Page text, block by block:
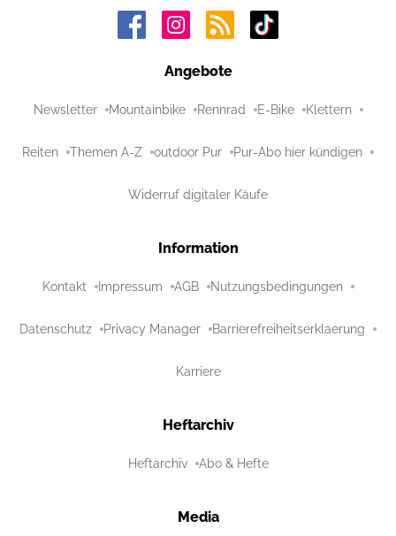
Angebote
Newsletter Mountainbike Rennrad E-Bike Klettern
Reiten Themen A-Z outdoor Pur Pur-Abo hier kündigen
Widerruf digitaler Käufe
Information
Kontakt Impressum AGB Nutzungsbedingungen
Datenschutz Privacy Manager Barrierefreiheitserklaerung
Karriere
Heftarchiv
Heftarchiv Abo & Hefte
Media